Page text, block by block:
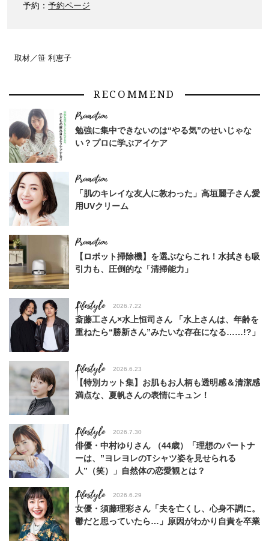
予約：予約ページ
取材／笹 利恵子
RECOMMEND
勉強に集中できないのは“やる気”のせいじゃな
い？プロに学ぶアイケア
「肌のキレイな友人に教わった」高垣麗子さん愛
用UVクリーム
【ロボット掃除機】を選ぶならこれ！水拭きも吸
引力も、圧倒的な「清掃能力」
Lifestyle 2026.7.22
斎藤工さん×水上恒司さん 「水上さんは、年齢を
重ねたら“勝新さん”みたいな存在になる……!?」
Lifestyle 2026.6.23
【特別カット集】お肌もお人柄も透明感＆清潔感
満点な、夏帆さんの表情にキュン！
Lifestyle 2026.7.30
俳優・中村ゆりさん （44歳）「理想のパートナ
ーは、”ヨレヨレのTシャツ姿を見せられる
人”（笑）」自然体の恋愛観とは？
Lifestyle 2026.6.29
女優・須藤理彩さん「夫を亡くし、心身不調に。
鬱だと思っていたら…」原因がわかり自責を卒業